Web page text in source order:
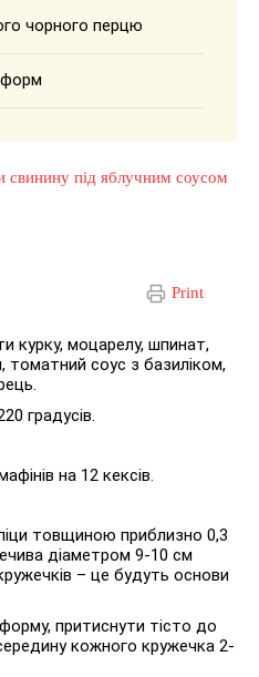
чорного перцю
свинину під яблучним соусом
Print
курку, моцарелу, шпинат,
томатний соус з базиліком,
градусів.
на 12 кексів.
товщиною приблизно 0,3
діаметром 9-10 см
– це будуть основи
притиснути тісто до
кожного кружечка 2-